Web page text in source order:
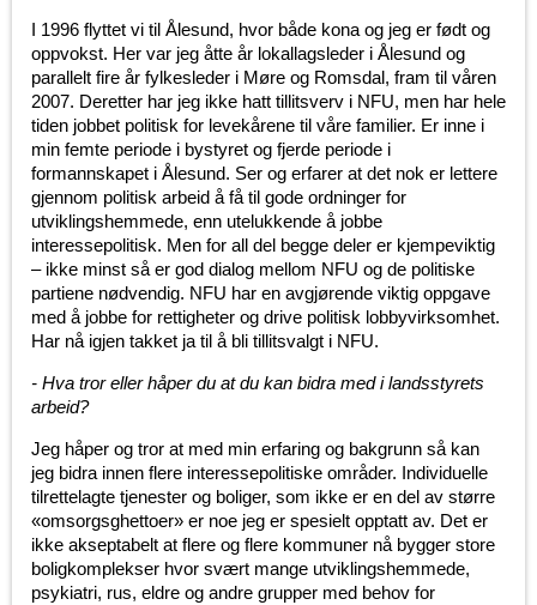
I 1996 flyttet vi til Ålesund, hvor både kona og jeg er født og
oppvokst. Her var jeg åtte år lokallagsleder i Ålesund og
parallelt fire år fylkesleder i Møre og Romsdal, fram til våren
2007. Deretter har jeg ikke hatt tillitsverv i NFU, men har hele
tiden jobbet politisk for levekårene til våre familier. Er inne i
min femte periode i bystyret og fjerde periode i
formannskapet i Ålesund. Ser og erfarer at det nok er lettere
gjennom politisk arbeid å få til gode ordninger for
utviklingshemmede, enn utelukkende å jobbe
interessepolitisk. Men for all del begge deler er kjempeviktig
– ikke minst så er god dialog mellom NFU og de politiske
partiene nødvendig. NFU har en avgjørende viktig oppgave
med å jobbe for rettigheter og drive politisk lobbyvirksomhet.
Har nå igjen takket ja til å bli tillitsvalgt i NFU.
- Hva tror eller håper du at du kan bidra med i landsstyrets
arbeid?
Jeg håper og tror at med min erfaring og bakgrunn så kan
jeg bidra innen flere interessepolitiske områder. Individuelle
tilrettelagte tjenester og boliger, som ikke er en del av større
«omsorgsghettoer» er noe jeg er spesielt opptatt av. Det er
ikke akseptabelt at flere og flere kommuner nå bygger store
boligkomplekser hvor svært mange utviklingshemmede,
psykiatri, rus, eldre og andre grupper med behov for